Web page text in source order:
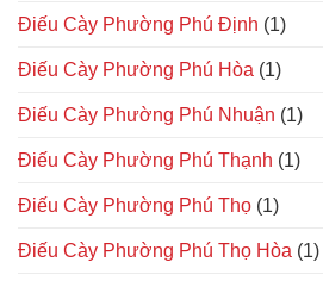
Điếu Cày Phường Phú Định (1)
Điếu Cày Phường Phú Hòa (1)
Điếu Cày Phường Phú Nhuận (1)
Điếu Cày Phường Phú Thạnh (1)
Điếu Cày Phường Phú Thọ (1)
Điếu Cày Phường Phú Thọ Hòa (1)